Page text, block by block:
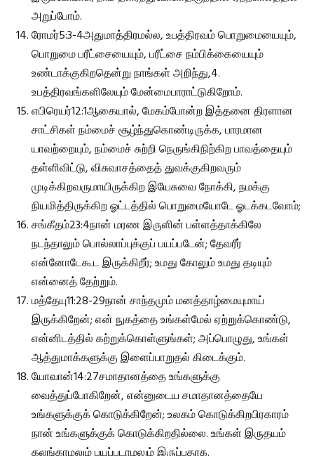
அறுப்போம்.
ரோமர்5:3-4அதுமாத்திரமல்ல, உபத்திரவம் பொறுமையையும்,
பொறுமை பரீட்சையையும், பரீட்சை நம்பிக்கையையும்
உண்டாக்குகிறதென்று நாங்கள் அறிந்து,4.
உபத்திரவங்களிலேயும் மேன்மைபாராட்டுகிறோம்.
எபிரெயர்12:1ஆகையால், மேகம்போன்ற இத்தனை திரளான
சாட்சிகள் நம்மைச் சூழ்ந்துகொண்டிருக்க, பாரமான
யாவற்றையும், நம்மைச் சுற்றி நெருங்கிநிற்கிற பாவத்தையும்
தள்ளிவிட்டு, விசுவாசத்தைத் துவக்குகிறவரும்
முடிக்கிறவருமாயிருக்கிற இயேசுவை நோக்கி, நமக்கு
நியமித்திருக்கிற ஓட்டத்தில் பொறுமையோடே ஓடக்கடவோம்;
சங்கீதம்23:4நான் மரண இருளின் பள்ளத்தாக்கிலே
நடந்தாலும் பொல்லாப்புக்குப் பயப்படேன்; தேவரீர்
என்னோடேகூட இருக்கிறீர்; உமது கோலும் உமது தடியும்
என்னைத் தேற்றும்.
மத்தேயு11:28-29நான் சாந்தமும் மனத்தாழ்மையுமாய்
இருக்கிறேன்; என் நுகத்தை உங்கள்மேல் ஏற்றுக்கொண்டு,
என்னிடத்தில் கற்றுக்கொள்ளுங்கள்; அப்பொழுது, உங்கள்
ஆத்துமாக்களுக்கு இளைப்பாறுதல் கிடைக்கும்.
யோவான்14:27சமாதானத்தை உங்களுக்கு
வைத்துப்போகிறேன், என்னுடைய சமாதானத்தையே
உங்களுக்குக் கொடுக்கிறேன்; உலகம் கொடுக்கிறபிரகாரம்
நான் உங்களுக்குக் கொடுக்கிறதில்லை. உங்கள் இருதயம்